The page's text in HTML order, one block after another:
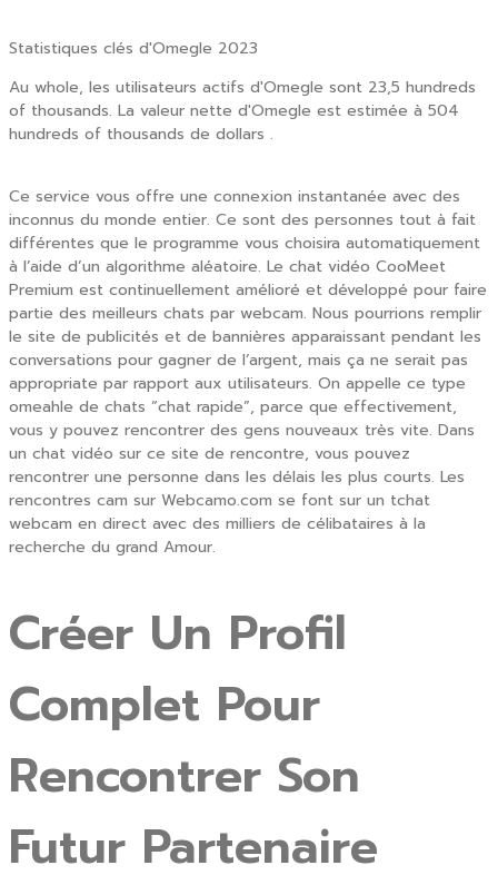
Statistiques clés d'Omegle 2023
Au whole, les utilisateurs actifs d'Omegle sont 23,5 hundreds
of thousands. La valeur nette d'Omegle est estimée à 504
hundreds of thousands de dollars .
Ce service vous offre une connexion instantanée avec des
inconnus du monde entier. Ce sont des personnes tout à fait
différentes que le programme vous choisira automatiquement
à l’aide d’un algorithme aléatoire. Le chat vidéo CooMeet
Premium est continuellement amélioré et développé pour faire
partie des meilleurs chats par webcam. Nous pourrions remplir
le site de publicités et de bannières apparaissant pendant les
conversations pour gagner de l’argent, mais ça ne serait pas
appropriate par rapport aux utilisateurs. On appelle ce type
omeahle de chats “chat rapide”, parce que effectivement,
vous y pouvez rencontrer des gens nouveaux très vite. Dans
un chat vidéo sur ce site de rencontre, vous pouvez
rencontrer une personne dans les délais les plus courts. Les
rencontres cam sur Webcamo.com se font sur un tchat
webcam en direct avec des milliers de célibataires à la
recherche du grand Amour.
Créer Un Profil
Complet Pour
Rencontrer Son
Futur Partenaire